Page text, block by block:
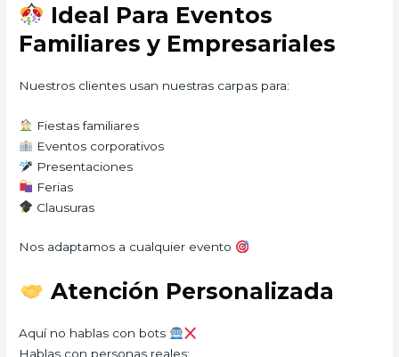
Ideal Para Eventos
Familiares y Empresariales
Nuestros clientes usan nuestras carpas para:
Fiestas familiares
Eventos corporativos
Presentaciones
Ferias
Clausuras
Nos adaptamos a cualquier evento
Atención Personalizada
Aquí no hablas con bots
Hablas con personas reales: